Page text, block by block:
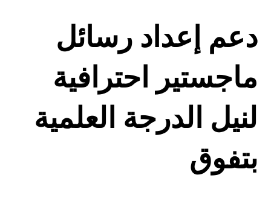
دعم إعداد رسائل
ماجستير احترافية
لنيل الدرجة العلمية
بتفوق